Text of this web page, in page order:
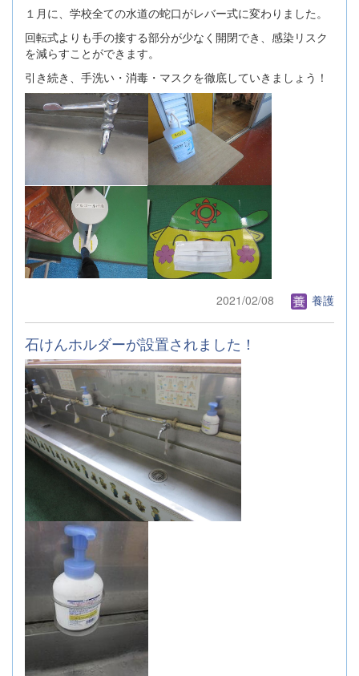
１月に、学校全ての水道の蛇口がレバー式に変わりました。
回転式よりも手の接する部分が少なく開閉でき、感染リスク
を減らすことができます。
引き続き、手洗い・消毒・マスクを徹底していきましょう！
2021/02/08 養護
石けんホルダーが設置されました！